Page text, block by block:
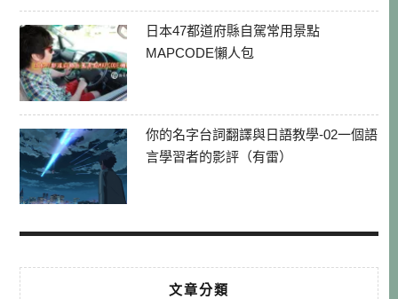
日本47都道府縣自駕常用景點
MAPCODE懶人包
你的名字台詞翻譯與日語教學-02一個語
言學習者的影評（有雷）
文章分類